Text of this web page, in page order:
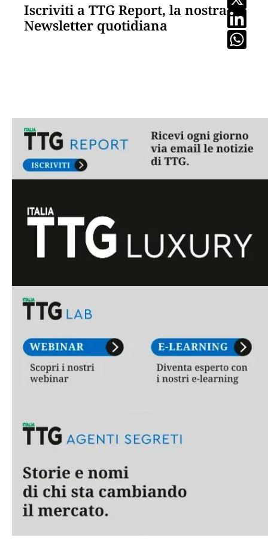
Iscriviti a TTG Report, la nostra
Newsletter quotidiana